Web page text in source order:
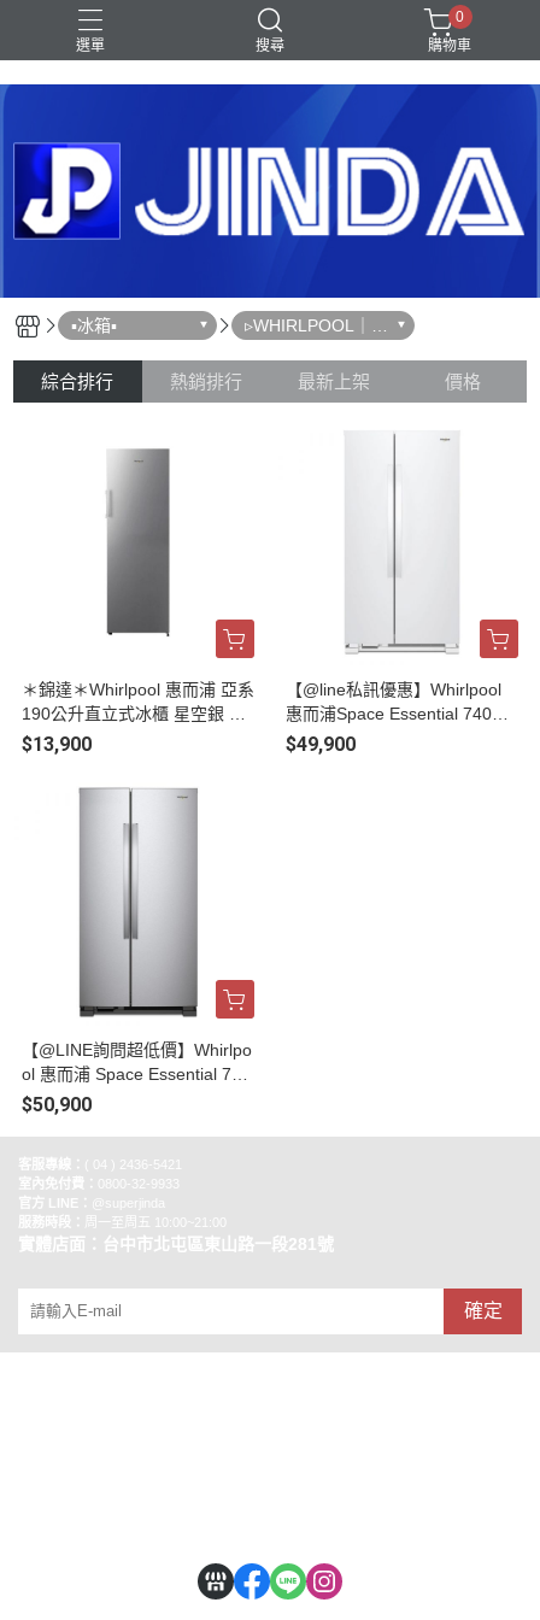
選單 搜尋
Shark｜Ninja 滾筒洗衣機 除濕機 電視
0
購物車
▪︎冰箱▪︎
▹WHIRLPOOL｜惠
而浦
綜合排行 熱銷排行 最新上架 價格
＊錦達＊Whirlpool 惠而浦 亞系
190公升直立式冰櫃 星空銀 W
UFZ656AS
$13,900
【@line私訊優惠】Whirlpool
惠而浦Space Essential 740公
升 對開門冰箱 WRS315SNHW
$49,900
【@LINE詢問超低價】Whirlpo
ol 惠而浦 Space Essential 740
公升 對開門冰箱 WRS315SNH
$50,900
客服專線：
( 04 ) 2436-5421
室內免付費：
0800-32-9933
官方 LINE：
@superjinda
服務時段：
周一至周五 10:00~21:00
實體店面：台中市北屯區東山路一段281號
確定